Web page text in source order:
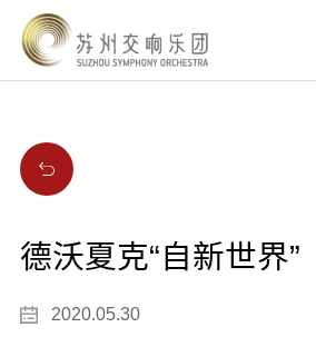
德沃夏克“自新世界”
2020.05.30